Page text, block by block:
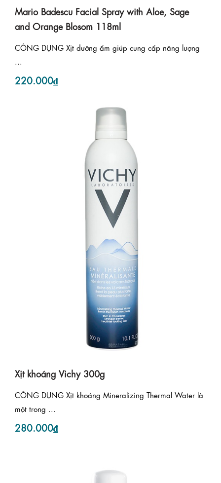
Mario Badescu Facial Spray with Aloe, Sage
and Orange Blosom 118ml
CÔNG DỤNG Xịt dưỡng ẩm giúp cung cấp năng lượng
...
220.000₫
Xịt khoáng Vichy 300g
CÔNG DỤNG Xịt khoáng Mineralizing Thermal Water là
một trong ...
280.000₫